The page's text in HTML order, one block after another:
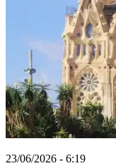
23/06/2026 - 6:19